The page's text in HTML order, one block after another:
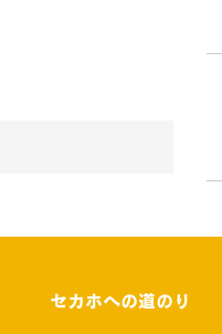
セカホへの道のり